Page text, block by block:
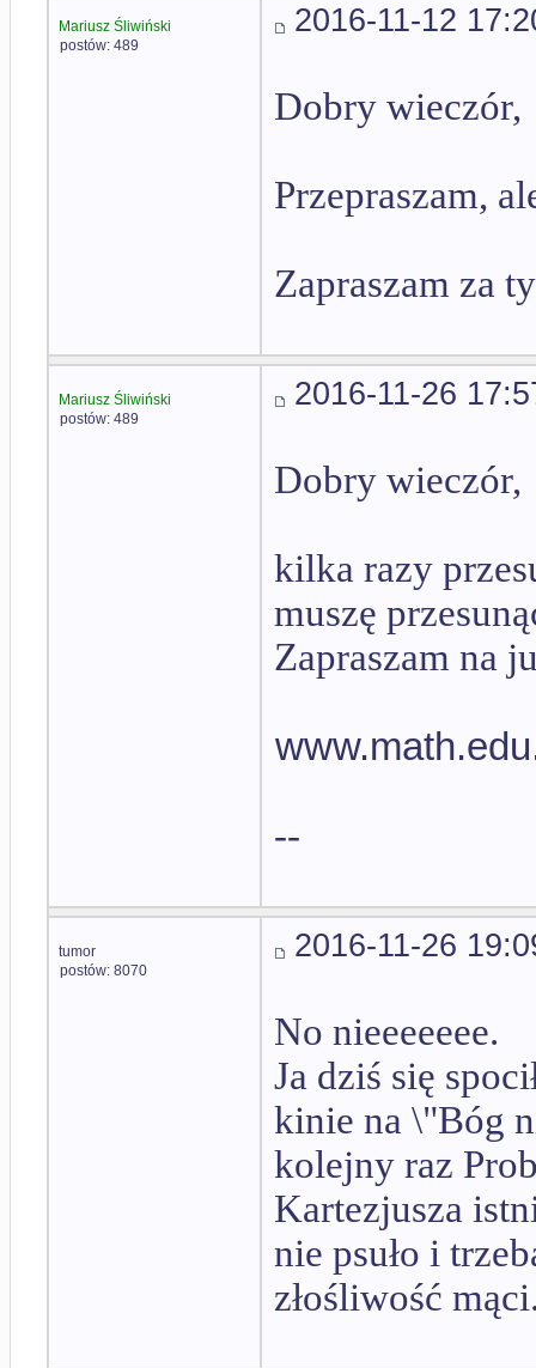
Mariusz Śliwiński
postów: 489
2016-11-12
Dobry wieczór,
Przepraszam,
Zapraszam za
Mariusz Śliwiński
postów: 489
2016-11-26
Dobry wieczór,
kilka razy
muszę
Zapraszam na
--
tumor
postów: 8070
2016-11-26
No nieeeeeee.
Ja dziś się
kinie na \"Bóg
kolejny raz
Kartezjusza
nie psuło i
złośliwość